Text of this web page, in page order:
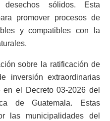
sólidos. Esta
promover procesos de
y compatibles con la
sobre la ratificación de
inversión extraordinarias
el Decreto 03-2026 del
de Guatemala. Estas
las municipalidades del